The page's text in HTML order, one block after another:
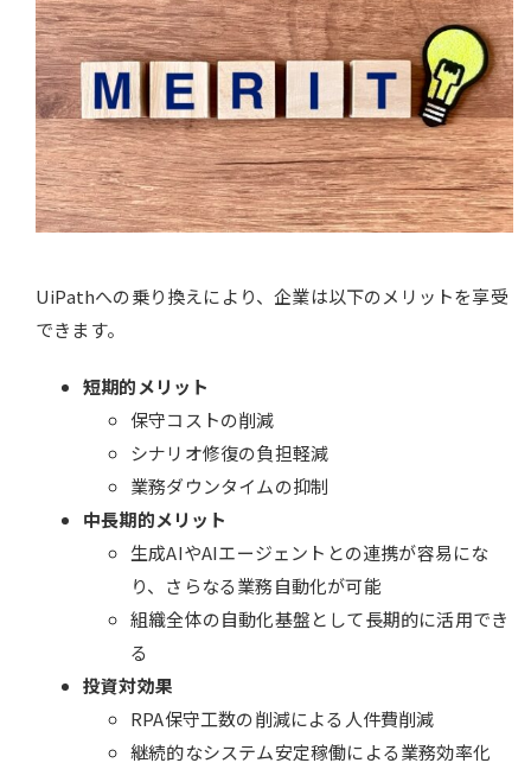
UiPathへの乗り換えにより、企業は以下のメリットを享受
できます。
短期的メリット
保守コストの削減
シナリオ修復の負担軽減
業務ダウンタイムの抑制
中長期的メリット
生成AIやAIエージェントとの連携が容易にな
り、さらなる業務自動化が可能
組織全体の自動化基盤として長期的に活用でき
る
投資対効果
RPA保守工数の削減による人件費削減
継続的なシステム安定稼働による業務効率化